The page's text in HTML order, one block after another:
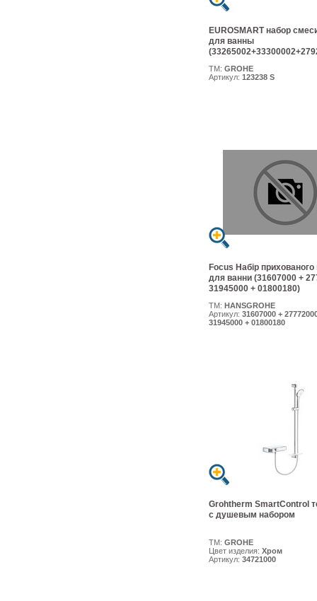
EUROSMART набор
для ванны
ТМ: GROHE
Артикул: 123238 S
Focus Набір
для ванни (31607000 +
31945000 + 01800180)
ТМ: HANSGROHE
Артикул: 31607000 +
31945000 + 01800180
Grohtherm SmartControl
с душевым набором
ТМ: GROHE
Цвет изделия: Хром
Артикул: 34721000